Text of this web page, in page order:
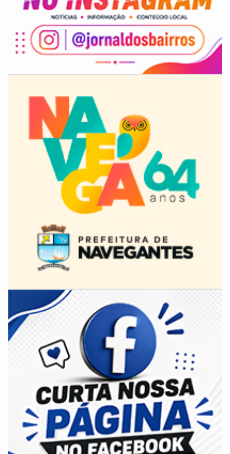
07/08/2026 | 07:00
Ambiental reforça descarte sustentável com envio de 330 quilos de
07/08/2026 | 07:00
Jordan Hang leva estratégias de marketing e vendas ao InspiraBQ, em
Brusque
ITAPEMA